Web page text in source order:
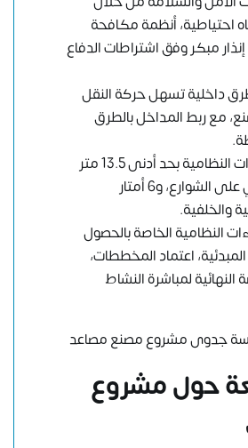
احتياطية، أنظمة مكافحة
إنذار مبكر وفق اشتراطات الدفاع
داخلية تسهل حركة النقل
مع ربط المداخل بالطرق
الالتزام بالارتدادات النظامية بحد أدنى 13.5 متر
للارتداد الأمامي على الشوارع، و6 أمتار
والخلفية.
النظامية الخاصة بالحصول
اعتماد المخططات،
لمباشرة النشاط
جدوى مشروع مصنع مصاعد
حول مشروع